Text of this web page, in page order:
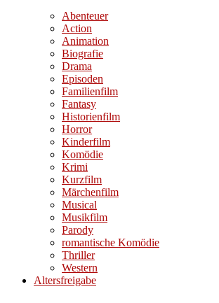
Abenteuer
Action
Animation
Biografie
Drama
Episoden
Familienfilm
Fantasy
Historienfilm
Horror
Kinderfilm
Komödie
Krimi
Kurzfilm
Märchenfilm
Musical
Musikfilm
Parody
romantische Komödie
Thriller
Western
Altersfreigabe